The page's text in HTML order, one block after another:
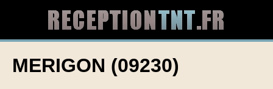
MERIGON (09230)